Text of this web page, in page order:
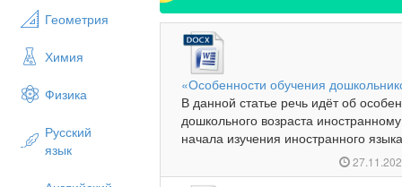
Геометрия
Химия
Физика
Русский
язык
«Особенности обучения
В данной статье речь идёт об
дошкольного возраста
начала изучения иностранного